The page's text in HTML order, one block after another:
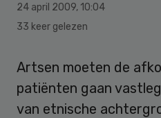
24 april 2009, 10:04
33 keer gelezen
Artsen moeten de
patiënten gaan
van etnische